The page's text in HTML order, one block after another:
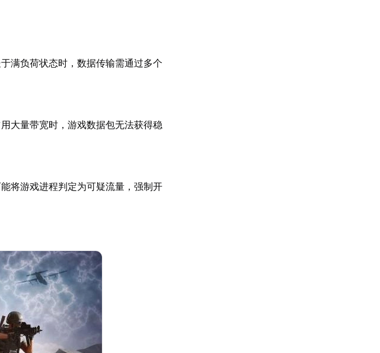
满负荷状态时，数据传输需通过多个
大量带宽时，游戏数据包无法获得稳
将游戏进程判定为可疑流量，强制开